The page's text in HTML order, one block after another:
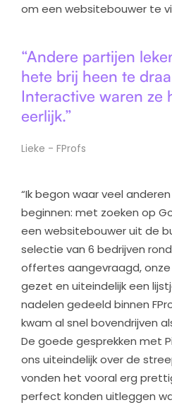
om een websitebouwer te
“Andere partijen
hete brij heen te
Interactive waren ze
eerlijk.”
Lieke - FProfs
“Ik begon waar veel
beginnen: met zoeken op
een websitebouwer uit de
selectie van 6 bedrijven
offertes aangevraagd,
gezet en uiteindelijk een
nadelen gedeeld binnen
kwam al snel bovendrijven
De goede gesprekken met
ons uiteindelijk over de
vonden het vooral erg
perfect konden uitleggen